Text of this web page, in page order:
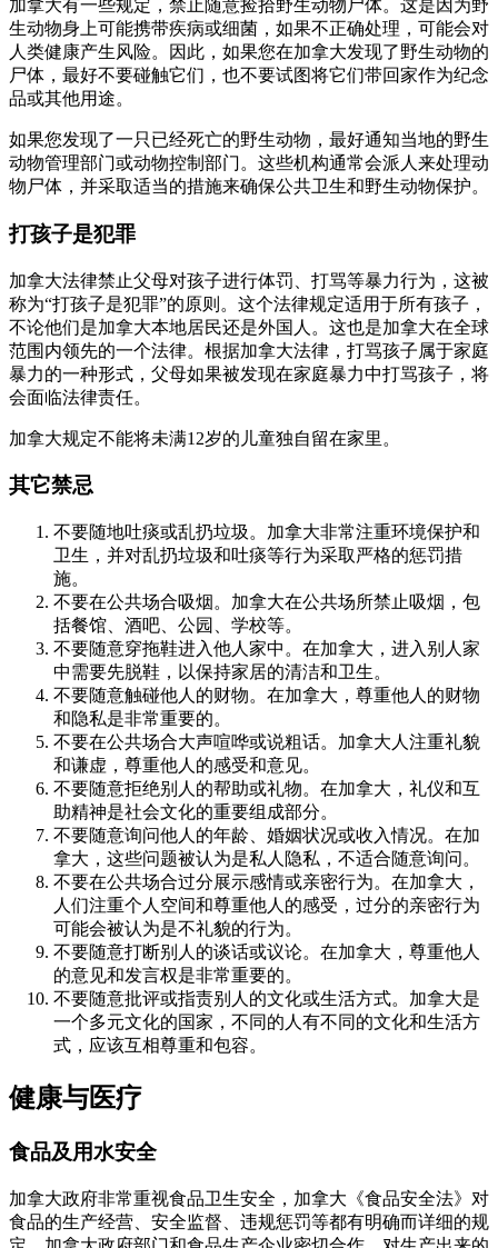
加拿大有一些规定，禁止随意捡拾野生动物尸体。这是因为野
生动物身上可能携带疾病或细菌，如果不正确处理，可能会对
人类健康产生风险。因此，如果您在加拿大发现了野生动物的
尸体，最好不要碰触它们，也不要试图将它们带回家作为纪念
品或其他用途。
如果您发现了一只已经死亡的野生动物，最好通知当地的野生
动物管理部门或动物控制部门。这些机构通常会派人来处理动
物尸体，并采取适当的措施来确保公共卫生和野生动物保护。
打孩子是犯罪
加拿大法律禁止父母对孩子进行体罚、打骂等暴力行为，这被
称为“打孩子是犯罪”的原则。这个法律规定适用于所有孩子，
不论他们是加拿大本地居民还是外国人。这也是加拿大在全球
范围内领先的一个法律。根据加拿大法律，打骂孩子属于家庭
暴力的一种形式，父母如果被发现在家庭暴力中打骂孩子，将
会面临法律责任。
加拿大规定不能将未满12岁的儿童独自留在家里。
其它禁忌
不要随地吐痰或乱扔垃圾。加拿大非常注重环境保护和
卫生，并对乱扔垃圾和吐痰等行为采取严格的惩罚措
施。
不要在公共场合吸烟。加拿大在公共场所禁止吸烟，包
括餐馆、酒吧、公园、学校等。
不要随意穿拖鞋进入他人家中。在加拿大，进入别人家
中需要先脱鞋，以保持家居的清洁和卫生。
不要随意触碰他人的财物。在加拿大，尊重他人的财物
和隐私是非常重要的。
不要在公共场合大声喧哗或说粗话。加拿大人注重礼貌
和谦虚，尊重他人的感受和意见。
不要随意拒绝别人的帮助或礼物。在加拿大，礼仪和互
助精神是社会文化的重要组成部分。
不要随意询问他人的年龄、婚姻状况或收入情况。在加
拿大，这些问题被认为是私人隐私，不适合随意询问。
不要在公共场合过分展示感情或亲密行为。在加拿大，
人们注重个人空间和尊重他人的感受，过分的亲密行为
可能会被认为是不礼貌的行为。
不要随意打断别人的谈话或议论。在加拿大，尊重他人
的意见和发言权是非常重要的。
不要随意批评或指责别人的文化或生活方式。加拿大是
一个多元文化的国家，不同的人有不同的文化和生活方
式，应该互相尊重和包容。
健康与医疗
食品及用水安全
加拿大政府非常重视食品卫生安全，加拿大《食品安全法》对
食品的生产经营、安全监督、违规惩罚等都有明确而详细的规